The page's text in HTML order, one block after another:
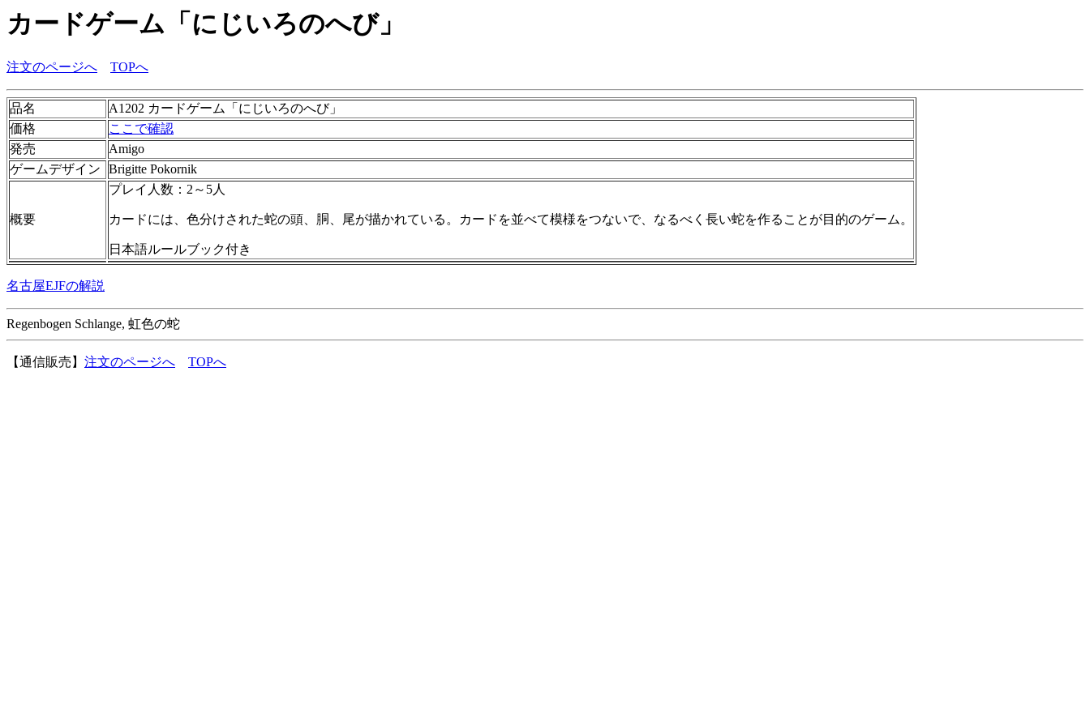
カードゲーム「にじいろのへび」
注文のページへ TOPへ
品名
A1202 カードゲーム「にじいろのへび」
価格
ここで確認
発売
Amigo
ゲームデザイン
Brigitte Pokornik
概要
プレイ人数：2～5人
カードには、色分けされた蛇の頭、胴、尾が描かれている。カードを並べて模様をつないで、なるべく長い蛇を作ることが目的のゲーム。
日本語ルールブック付き
名古屋EJFの解説
Regenbogen Schlange, 虹色の蛇
【通信販売】 注文のページへ TOPへ